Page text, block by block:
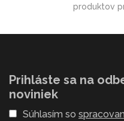
produktov
Prihláste sa na
noviniek
Súhlasím so